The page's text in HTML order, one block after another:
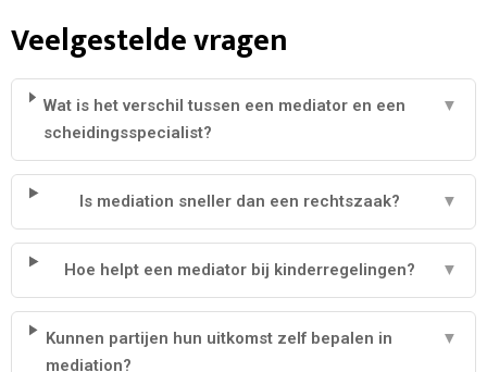
Veelgestelde vragen
Wat is het verschil tussen een mediator en een
scheidingsspecialist?
▼
Is mediation sneller dan een rechtszaak? ▼
Hoe helpt een mediator bij kinderregelingen? ▼
Kunnen partijen hun uitkomst zelf bepalen in
mediation?
▼